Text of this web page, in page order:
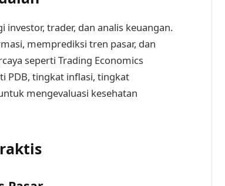
trader, dan analis keuangan.
memprediksi tren pasar, dan
seperti Trading Economics
PDB, tingkat inflasi, tingkat
mengevaluasi kesehatan